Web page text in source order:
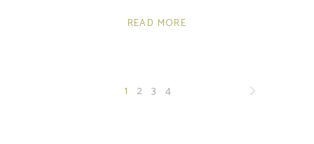
READ MORE
1 2 3 4